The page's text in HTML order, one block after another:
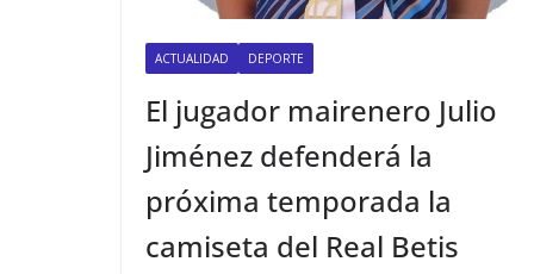
ACTUALIDAD DEPORTE
El jugador mairenero Julio
Jiménez defenderá la
próxima temporada la
camiseta del Real Betis